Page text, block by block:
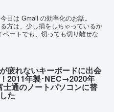
日は Gmail の効率化のお話。
方は、少し損をしちゃっているか
ートでも、切っても切り離せな
疲れないキーボードに出会
2011年製･NEC→2020年
士通のノートパソコンに替
た